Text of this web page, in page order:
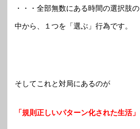
・・・全部無数にある時間の選択肢の
中から、１つを「選ぶ」行為です。
そしてこれと対局にあるのが
「規則正しいパターン化された生活」